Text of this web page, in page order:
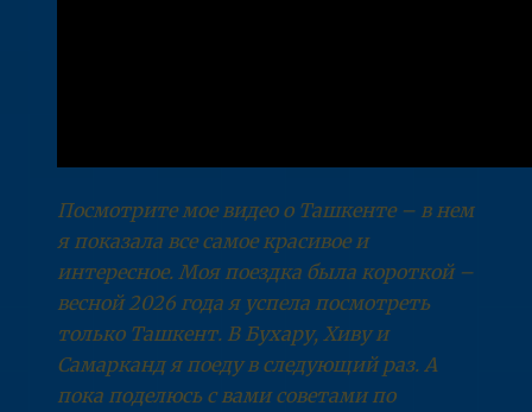
Посмотрите мое видео о Ташкенте – в нем
я показала все самое красивое и
интересное. Моя поездка была короткой –
весной 2026 года я успела посмотреть
только Ташкент. В Бухару, Хиву и
Самарканд я поеду в следующий раз. А
пока поделюсь с вами советами по